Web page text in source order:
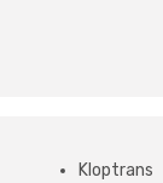
Kloptrans